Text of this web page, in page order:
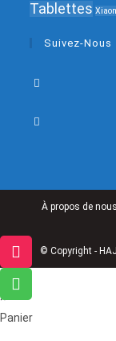
Tablettes
Suivez-Nous
À propos de nous
© Copyright -
×
Panier